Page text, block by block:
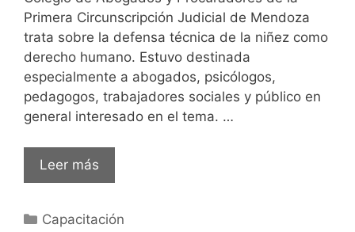
Primera Circunscripción Judicial de Mendoza
trata sobre la defensa técnica de la niñez como
derecho humano. Estuvo destinada
especialmente a abogados, psicólogos,
pedagogos, trabajadores sociales y público en
general interesado en el tema. …
Leer más
Defensa
de
Categorías
Capacitación